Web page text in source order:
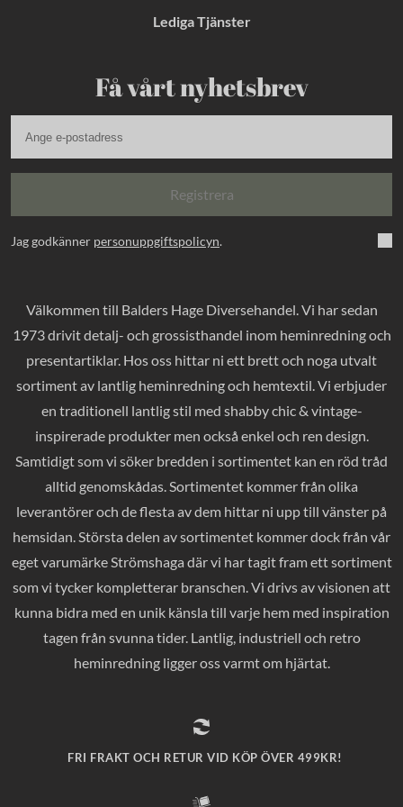
Lediga Tjänster
Få vårt nyhetsbrev
Registrera
Jag godkänner personuppgiftspolicyn.
Välkommen till Balders Hage Diversehandel. Vi har sedan
1973 drivit detalj- och grossisthandel inom heminredning och
presentartiklar. Hos oss hittar ni ett brett och noga utvalt
sortiment av lantlig heminredning och hemtextil. Vi erbjuder
en traditionell lantlig stil med shabby chic & vintage-
inspirerade produkter men också enkel och ren design.
Samtidigt som vi söker bredden i sortimentet kan en röd tråd
alltid genomskådas. Sortimentet kommer från olika
leverantörer och de flesta av dem hittar ni upp till vänster på
hemsidan. Största delen av sortimentet kommer dock från vår
eget varumärke Strömshaga där vi har tagit fram ett sortiment
som vi tycker kompletterar branschen. Vi drivs av visionen att
kunna bidra med en unik känsla till varje hem med inspiration
tagen från svunna tider. Lantlig, industriell och retro
heminredning ligger oss varmt om hjärtat.
FRI FRAKT OCH RETUR VID KÖP ÖVER 499KR!